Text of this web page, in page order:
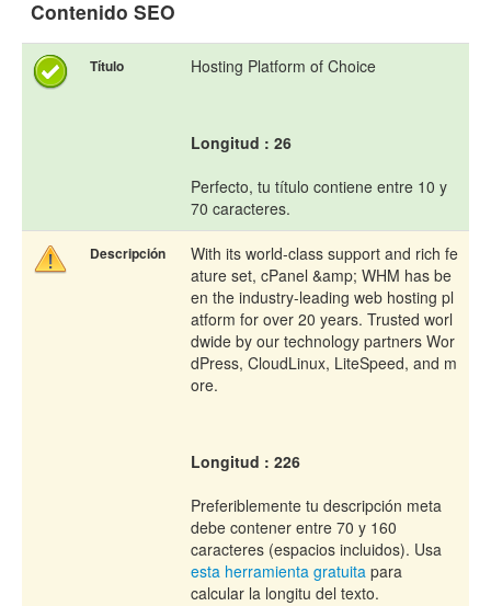
Contenido SEO
Título Hosting Platform of Choice
Longitud : 26
Perfecto, tu título contiene entre 10 y
70 caracteres.
Descripción
With its world-class support and rich fe
ature set, cPanel &amp; WHM has be
en the industry-leading web hosting pl
atform for over 20 years. Trusted worl
dwide by our technology partners Wor
dPress, CloudLinux, LiteSpeed, and m
ore.
Longitud : 226
Preferiblemente tu descripción meta
debe contener entre 70 y 160
caracteres (espacios incluidos). Usa
esta herramienta gratuita para
calcular la longitu del texto.